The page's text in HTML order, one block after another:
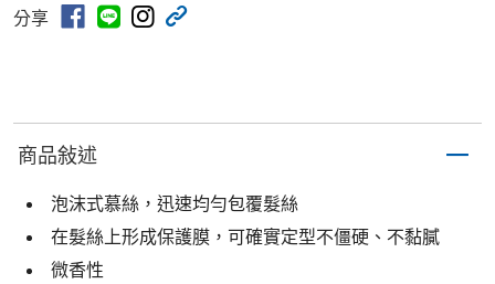
分享
商品敍述
泡沫式慕絲，迅速均勻包覆髮絲
在髮絲上形成保護膜，可確實定型不僵硬、不黏膩
微香性